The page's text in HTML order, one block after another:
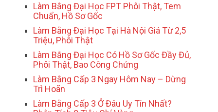
Làm Bằng Đại Học FPT Phôi Thật, Tem
Chuẩn, Hồ Sơ Gốc
Làm Bằng Đại Học Tại Hà Nội Giá Từ 2,5
Triệu, Phôi Thật
Làm Bằng Đại Học Có Hồ Sơ Gốc Đầy Đủ,
Phôi Thật, Bao Công Chứng
Làm Bằng Cấp 3 Ngay Hôm Nay – Dừng
Trì Hoãn
Làm Bằng Cấp 3 Ở Đâu Uy Tín Nhất?